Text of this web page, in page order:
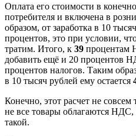
Оплата его стоимости в
потребителя и включена в
образом, от заработка в 10
процентов, это при условии,
тратим. Итого, к 39 процентам
добавить ещё и 20 процентов
процентов налогов. Таким
в 10 тысяч рублей ему остается
Конечно, этот расчет не совсем
не все товары облагаются
такой.